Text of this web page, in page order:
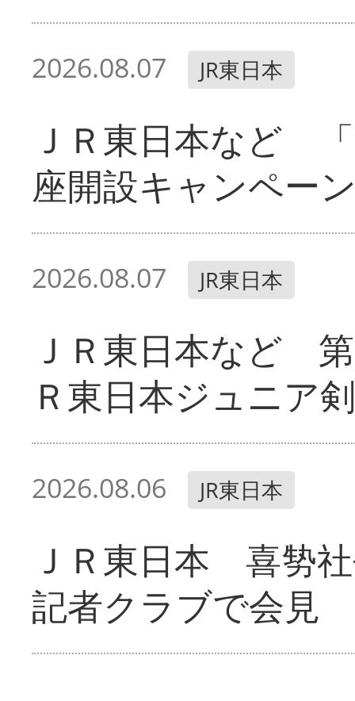
2026.08.07 JR東日本
ＪＲ東日本など
座開設キャンペー
2026.08.07 JR東日本
ＪＲ東日本など
Ｒ東日本ジュニア
2026.08.06 JR東日本
ＪＲ東日本 喜㔟
記者クラブで会見